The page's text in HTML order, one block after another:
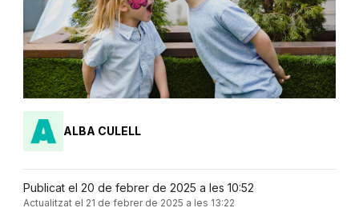
ALBA CULELL
Publicat el 20 de febrer de 2025 a les 10:52
Actualitzat el 21 de febrer de 2025 a les 13:22